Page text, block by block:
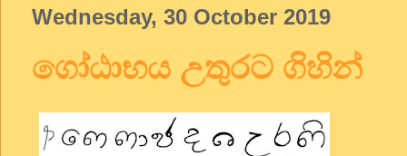
Wednesday, 30 October 2019
ගෝඨාභය උතුරට ගිහින්